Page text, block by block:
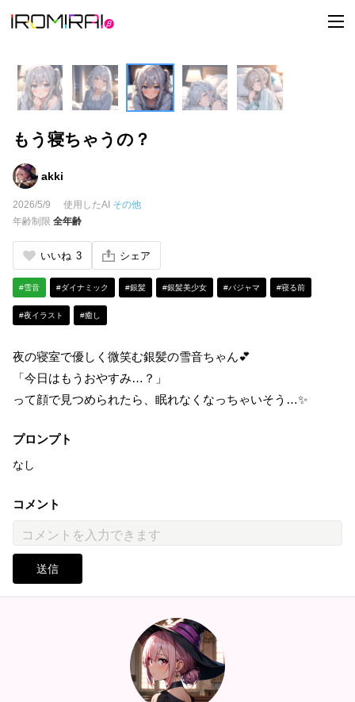
t
o
もう寝ちゃうの？
akki
2026/5/9 使用したAI その他
年齢制限 全年齢
いいね 3 シェア
#雪音 #ダイナミック #銀髪 #銀髪美少女 #パジャマ #寝る前
#夜イラスト #癒し
夜の寝室で優しく微笑む銀髪の雪音ちゃん💕
「今日はもうおやすみ…？」
って顔で見つめられたら、眠れなくなっちゃいそう…✨
プロンプト
なし
コメント
送信